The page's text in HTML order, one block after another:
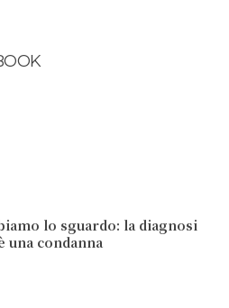
lo sguardo: la diagnosi
una condanna